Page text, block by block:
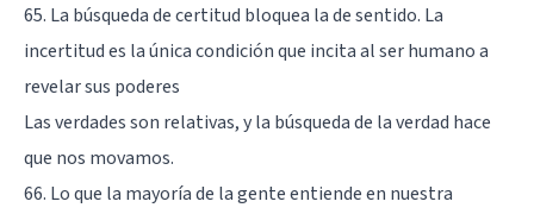
65. La búsqueda de certitud bloquea la de sentido. La
incertitud es la única condición que incita al ser humano a
revelar sus poderes
Las verdades son relativas, y la búsqueda de la verdad hace
que nos movamos.
66. Lo que la mayoría de la gente entiende en nuestra